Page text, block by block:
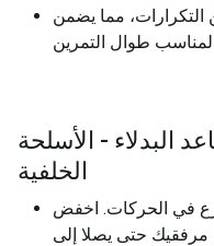
التكرارات، مما يضمن
البدلاء - الأسلحة
الخلفية
في الحركات. اخفض
حتى يصلا إلى